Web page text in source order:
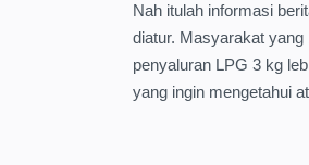
Nah itulah informasi
diatur. Masyarakat
penyaluran LPG 3 kg
yang ingin mengetahui